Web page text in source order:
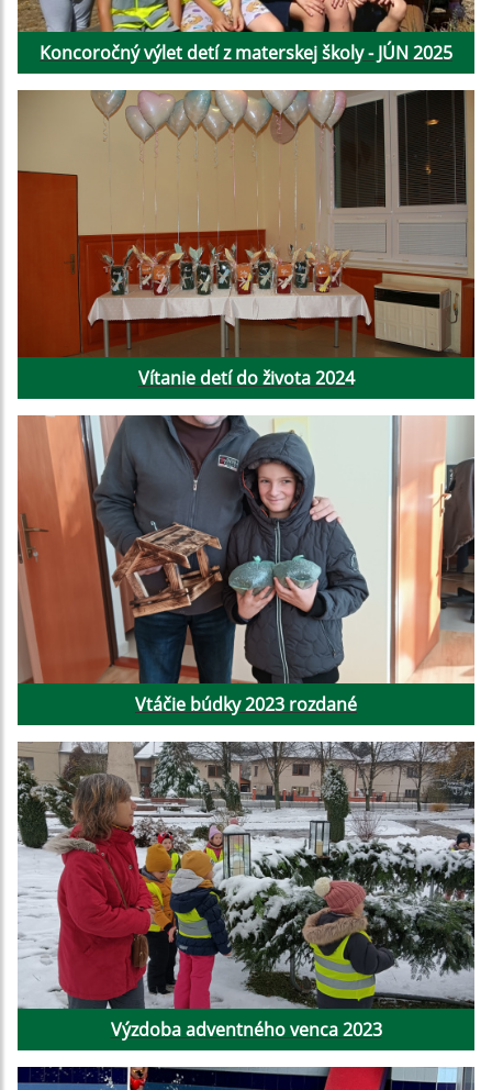
Koncoročný výlet detí z materskej školy - JÚN 2025
Vítanie detí do života 2024
Vtáčie búdky 2023 rozdané
Výzdoba adventného venca 2023